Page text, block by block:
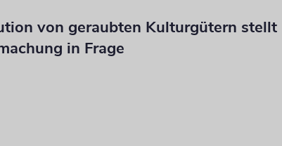
von geraubten Kulturgütern stellt
in Frage